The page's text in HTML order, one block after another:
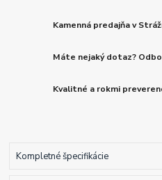
Kamenná predajňa v
Máte nejaký dotaz?
Kvalitné a rokmi
Kompletné špecifikácie